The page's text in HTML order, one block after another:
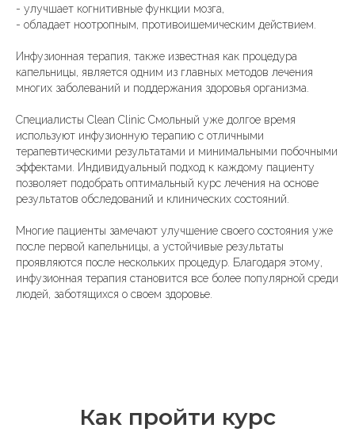
- улучшает когнитивные функции мозга,
- обладает ноотропным, противоишемическим действием.
Инфузионная терапия, также известная как процедура
капельницы, является одним из главных методов лечения
многих заболеваний и поддержания здоровья организма.
Специалисты Clean Clinic Смольный уже долгое время
используют инфузионную терапию с отличными
терапевтическими результатами и минимальными побочными
эффектами. Индивидуальный подход к каждому пациенту
позволяет подобрать оптимальный курс лечения на основе
результатов обследований и клинических состояний.
Многие пациенты замечают улучшение своего состояния уже
после первой капельницы, а устойчивые результаты
проявляются после нескольких процедур. Благодаря этому,
инфузионная терапия становится все более популярной среди
людей, заботящихся о своем здоровье.
Как пройти курс